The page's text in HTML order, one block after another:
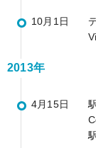
10月1日
2013年
4月15日